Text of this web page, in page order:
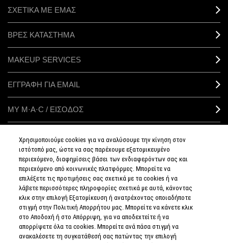
ΣΧΕΤΙΚΑ ΜΕ ΕΜΑΣ
ΒΡΕΣ ΚΑΤΑΣΤΗΜΑ
MAKEUP SERVICES
ΕΓΓΡΑΦΗ ΓΙΑ EMAIL
ΜΥ M·A·C / ΕΙΣΟΔΟΣ
ΣΥΝΔΕΘΕΙΤΕ
ΠΟΛΙΤΙΚΗ
ΑΠΟΡΡΗΤΟΥ
ΟΡΟΙ &
ΠΡΟΥΠΟΘΕΣΕΙΣ
ΟΡΟΙ
Χρησιμοποιούμε cookies για να αναλύσουμε την κίνηση στον
ιστότοπό μας, ώστε να σας παρέχουμε εξατομικευμένο
περιεχόμενο, διαφημίσεις βάσει των ενδιαφερόντων σας και
περιεχόμενο από κοινωνικές πλατφόρμες. Μπορείτε να
επιλέξετε τις προτιμήσεις σας σχετικά με τα cookies ή να
λάβετε περισσότερες πληροφορίες σχετικά με αυτά, κάνοντας
κλικ στην επιλογή Εξατομίκευση ή ανατρέχοντας οποιαδήποτε
στιγμή στην Πολιτική Απορρήτου μας. Μπορείτε να κάνετε κλικ
στο Αποδοχή ή στο Απόρριψη, για να αποδεχτείτε ή να
απορρίψετε όλα τα cookies. Μπορείτε ανά πάσα στιγμή να
ανακαλέσετε τη συγκατάθεσή σας πατώντας την επιλογή